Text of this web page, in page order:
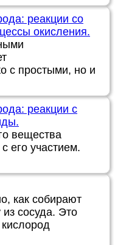
реакции со
окисления.
с простыми, но и
реакции с
вещества
его участием.
как собирают
сосуда. Это
кислород